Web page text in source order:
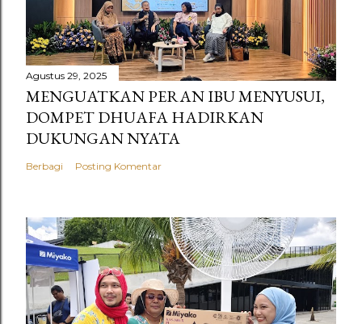
Agustus 29, 2025
MENGUATKAN PERAN IBU MENYUSUI,
DOMPET DHUAFA HADIRKAN
DUKUNGAN NYATA
Berbagi Posting Komentar